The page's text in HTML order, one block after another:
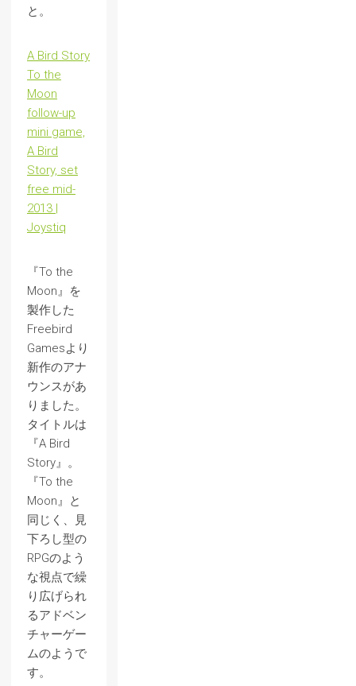
と。
A Bird Story
To the
Moon
follow-up
mini game,
A Bird
Story, set
free mid-
2013 |
Joystiq
『To the
Moon』を
製作した
Freebird
Gamesより
新作のアナ
ウンスがあ
りました。
タイトルは
『A Bird
Story』。
『To the
Moon』と
同じく、見
下ろし型の
RPGのよう
な視点で繰
り広げられ
るアドベン
チャーゲー
ムのようで
す。